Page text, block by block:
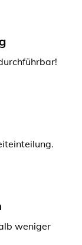
weniger